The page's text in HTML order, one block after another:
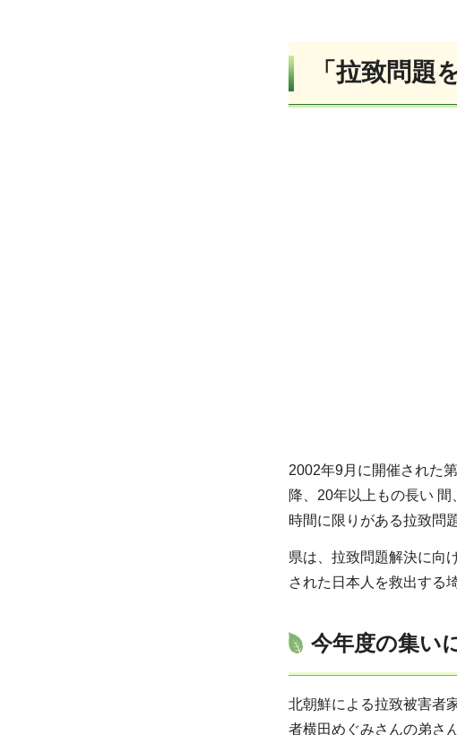
「拉致問題
2002年9月に開催された
降、20年以上もの長い
時間に限りがある拉致問
県は、拉致問題解決に向
された日本人を救出する
今年度の集い
北朝鮮による拉致被害者
者横田めぐみさんの弟さ